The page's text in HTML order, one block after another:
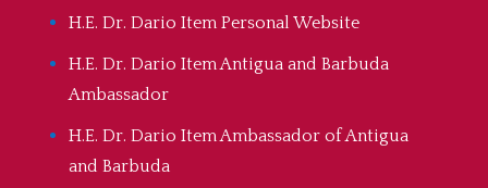
H.E. Dr. Dario Item Personal Website
H.E. Dr. Dario Item Antigua and Barbuda
Ambassador
H.E. Dr. Dario Item Ambassador of Antigua
and Barbuda